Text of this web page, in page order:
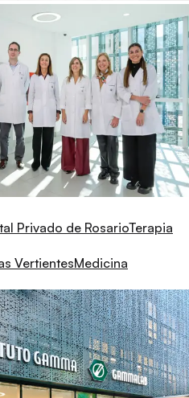
Privado de RosarioTerapia
VertientesMedicina